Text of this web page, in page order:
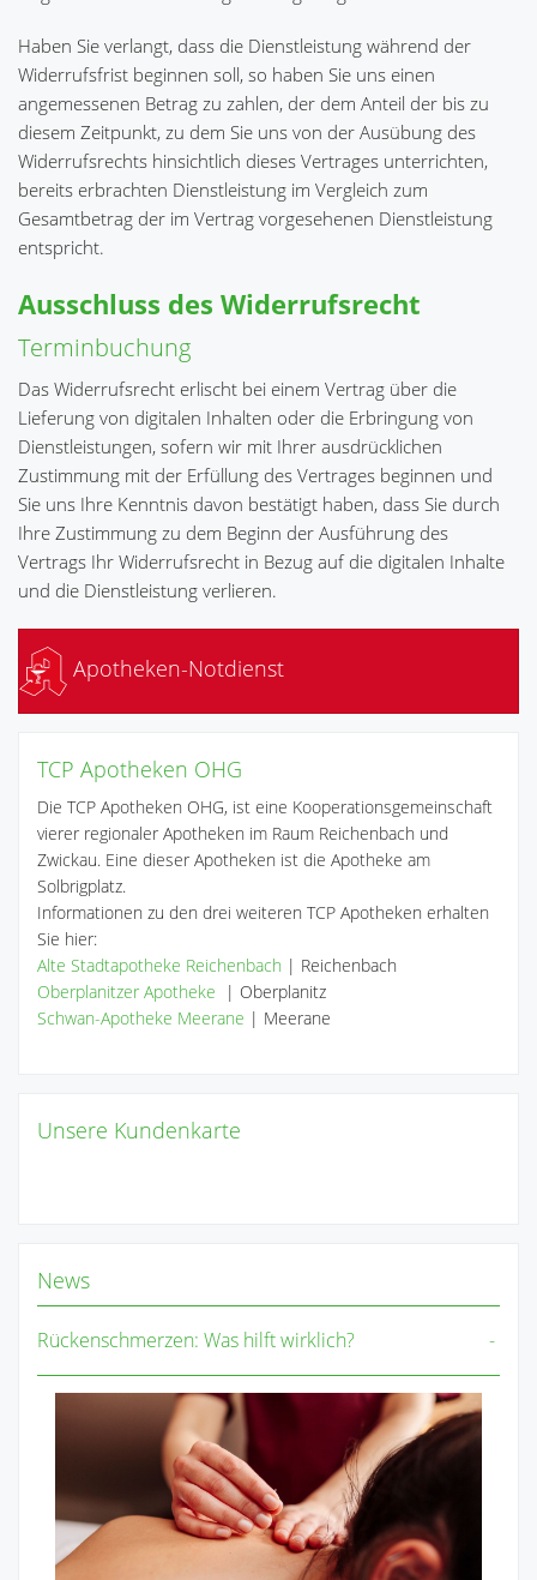
Haben Sie verlangt, dass die Dienstleistung während der
Widerrufsfrist beginnen soll, so haben Sie uns einen
angemessenen Betrag zu zahlen, der dem Anteil der bis zu
diesem Zeitpunkt, zu dem Sie uns von der Ausübung des
Widerrufsrechts hinsichtlich dieses Vertrages unterrichten,
bereits erbrachten Dienstleistung im Vergleich zum
Gesamtbetrag der im Vertrag vorgesehenen Dienstleistung
entspricht.
Ausschluss des Widerrufsrecht
Terminbuchung
Das Widerrufsrecht erlischt bei einem Vertrag über die
Lieferung von digitalen Inhalten oder die Erbringung von
Dienstleistungen, sofern wir mit Ihrer ausdrücklichen
Zustimmung mit der Erfüllung des Vertrages beginnen und
Sie uns Ihre Kenntnis davon bestätigt haben, dass Sie durch
Ihre Zustimmung zu dem Beginn der Ausführung des
Vertrags Ihr Widerrufsrecht in Bezug auf die digitalen Inhalte
und die Dienstleistung verlieren.
Apotheken-Notdienst
TCP Apotheken OHG
Die TCP Apotheken OHG, ist eine Kooperationsgemeinschaft
vierer regionaler Apotheken im Raum Reichenbach und
Zwickau. Eine dieser Apotheken ist die Apotheke am
Solbrigplatz.
Informationen zu den drei weiteren TCP Apotheken erhalten
Sie hier:
Alte Stadtapotheke Reichenbach | Reichenbach
Oberplanitzer Apotheke | Oberplanitz
Schwan-Apotheke Meerane | Meerane
Unsere Kundenkarte
News
Rückenschmerzen: Was hilft wirklich?